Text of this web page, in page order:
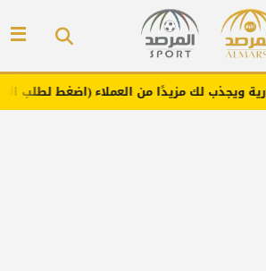
من العملاء (اضغط لطلب الإعلان)